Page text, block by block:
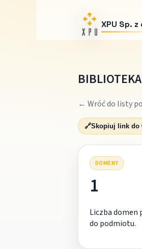
XPU Sp. z
← Wróć do listy
🔗Skopiuj link do
DOMENY
1
Liczba domen
do podmiotu.